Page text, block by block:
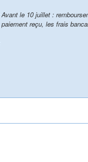
Avant le 10 juillet :
paiement reçu, les frais